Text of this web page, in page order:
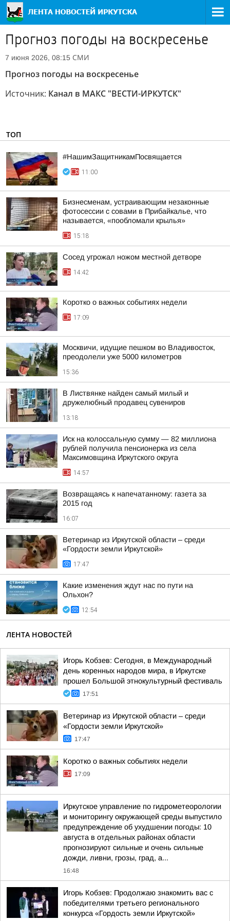
Прогноз погоды на воскресенье
7 июня 2026, 08:15 СМИ
Прогноз погоды на воскресенье
Источник: Канал в МАКС "ВЕСТИ-ИРКУТСК"
ТОП
#НашимЗащитникамПосвящается
11:00
Бизнесменам, устраивающим незаконные
фотосессии с совами в Прибайкалье, что
называется, «пообломали крылья»
15:18
Сосед угрожал ножом местной детворе
14:42
Коротко о важных событиях недели
17:09
Москвичи, идущие пешком во Владивосток,
преодолели уже 5000 километров
15:36
В Листвянке найден самый милый и
дружелюбный продавец сувениров
13:18
Иск на колоссальную сумму — 82 миллиона
рублей получила пенсионерка из села
Максимовщина Иркутского округа
14:57
Возвращаясь к напечатанному: газета за
2015 год
16:07
Ветеринар из Иркутской области – среди
«Гордости земли Иркутской»
17:47
Какие изменения ждут нас по пути на
Ольхон?
12:54
ЛЕНТА НОВОСТЕЙ
Игорь Кобзев: Сегодня, в Международный
день коренных народов мира, в Иркутске
прошел Большой этнокультурный фестиваль
17:51
Ветеринар из Иркутской области – среди
«Гордости земли Иркутской»
17:47
Коротко о важных событиях недели
17:09
Иркутское управление по гидрометеорологии
и мониторингу окружающей среды выпустило
предупреждение об ухудшении погоды: 10
августа в отдельных районах области
прогнозируют сильные и очень сильные
дожди, ливни, грозы, град, а...
16:48
Игорь Кобзев: Продолжаю знакомить вас с
победителями третьего регионального
конкурса «Гордость земли Иркутской»